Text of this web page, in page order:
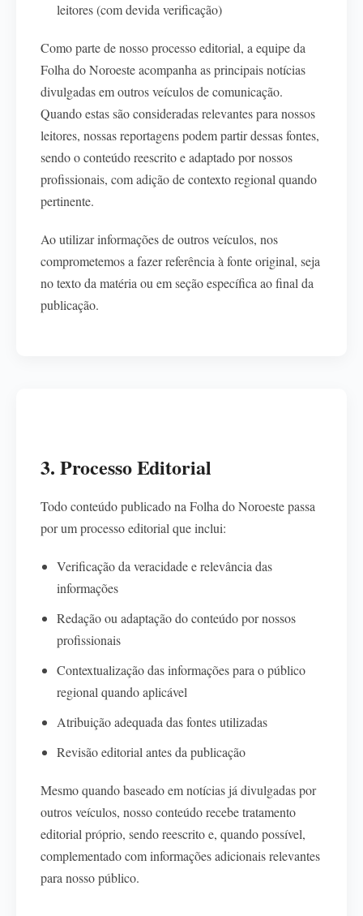
leitores (com devida verificação)
Como parte de nosso processo editorial, a equipe da
Folha do Noroeste acompanha as principais notícias
divulgadas em outros veículos de comunicação.
Quando estas são consideradas relevantes para nossos
leitores, nossas reportagens podem partir dessas fontes,
sendo o conteúdo reescrito e adaptado por nossos
profissionais, com adição de contexto regional quando
pertinente.
Ao utilizar informações de outros veículos, nos
comprometemos a fazer referência à fonte original, seja
no texto da matéria ou em seção específica ao final da
publicação.
3. Processo Editorial
Todo conteúdo publicado na Folha do Noroeste passa
por um processo editorial que inclui:
Verificação da veracidade e relevância das
informações
Redação ou adaptação do conteúdo por nossos
profissionais
Contextualização das informações para o público
regional quando aplicável
Atribuição adequada das fontes utilizadas
Revisão editorial antes da publicação
Mesmo quando baseado em notícias já divulgadas por
outros veículos, nosso conteúdo recebe tratamento
editorial próprio, sendo reescrito e, quando possível,
complementado com informações adicionais relevantes
para nosso público.